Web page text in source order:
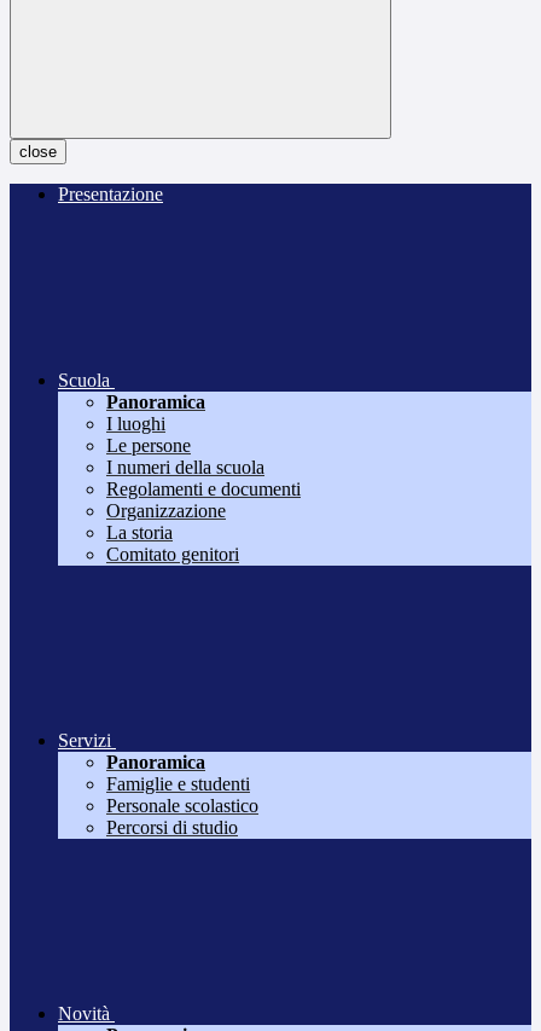
close
Presentazione
Scuola
Panoramica
I luoghi
Le persone
I numeri della scuola
Regolamenti e documenti
Organizzazione
La storia
Comitato genitori
Servizi
Panoramica
Famiglie e studenti
Personale scolastico
Percorsi di studio
Novità